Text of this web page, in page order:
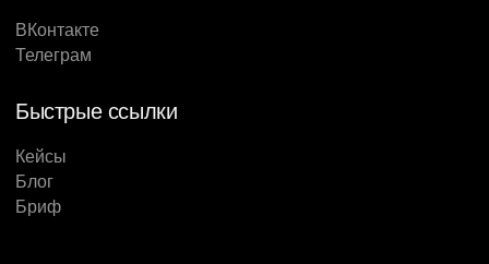
ВКонтакте
Телеграм
Быстрые ссылки
Кейсы
Блог
Бриф